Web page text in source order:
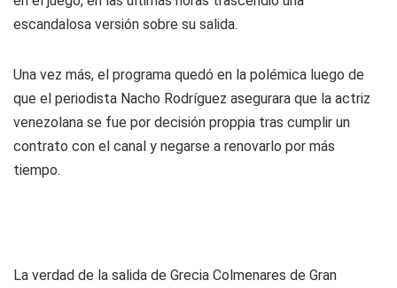
escandalosa versión sobre su salida.
Una vez más, el programa quedó en la polémica luego de
que el periodista Nacho Rodríguez asegurara que la actriz
venezolana se fue por decisión proppia tras cumplir un
contrato con el canal y negarse a renovarlo por más
tiempo.
La verdad de la salida de Grecia Colmenares de Gran